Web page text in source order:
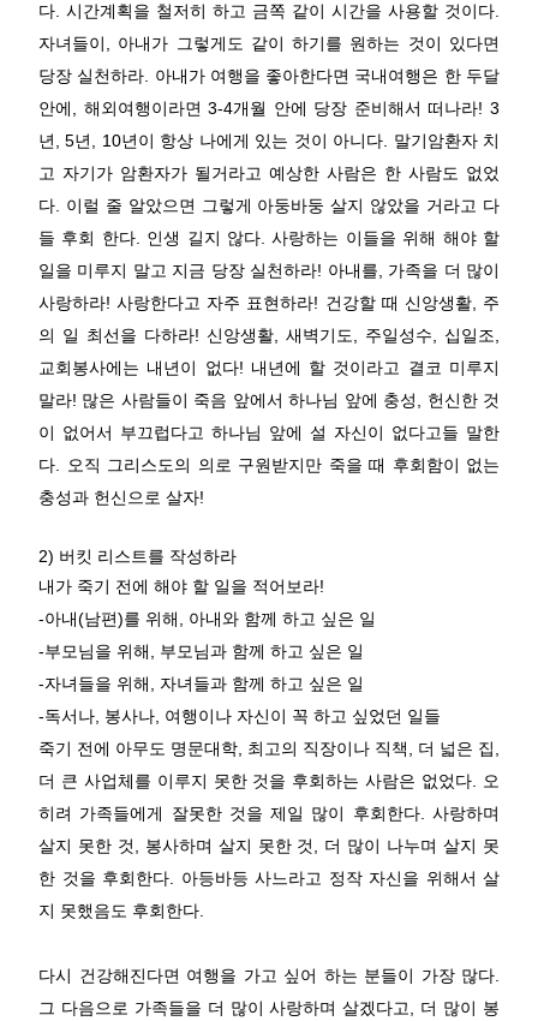
다. 시간계획을 철저히 하고 금쪽 같이 시간을 사용할 것이다.
자녀들이, 아내가 그렇게도 같이 하기를 원하는 것이 있다면
당장 실천하라. 아내가 여행을 좋아한다면 국내여행은 한 두달
안에, 해외여행이라면 3-4개월 안에 당장 준비해서 떠나라! 3
년, 5년, 10년이 항상 나에게 있는 것이 아니다. 말기암환자 치
고 자기가 암환자가 될거라고 예상한 사람은 한 사람도 없었
다. 이럴 줄 알았으면 그렇게 아둥바둥 살지 않았을 거라고 다
들 후회 한다. 인생 길지 않다. 사랑하는 이들을 위해 해야 할
일을 미루지 말고 지금 당장 실천하라! 아내를, 가족을 더 많이
사랑하라! 사랑한다고 자주 표현하라! 건강할 때 신앙생활, 주
의 일 최선을 다하라! 신앙생활, 새벽기도, 주일성수, 십일조,
교회봉사에는 내년이 없다! 내년에 할 것이라고 결코 미루지
말라! 많은 사람들이 죽음 앞에서 하나님 앞에 충성, 헌신한 것
이 없어서 부끄럽다고 하나님 앞에 설 자신이 없다고들 말한
다. 오직 그리스도의 의로 구원받지만 죽을 때 후회함이 없는
충성과 헌신으로 살자!
2) 버킷 리스트를 작성하라
내가 죽기 전에 해야 할 일을 적어보라!
-아내(남편)를 위해, 아내와 함께 하고 싶은 일
-부모님을 위해, 부모님과 함께 하고 싶은 일
-자녀들을 위해, 자녀들과 함께 하고 싶은 일
-독서나, 봉사나, 여행이나 자신이 꼭 하고 싶었던 일들
죽기 전에 아무도 명문대학, 최고의 직장이나 직책, 더 넓은 집,
더 큰 사업체를 이루지 못한 것을 후회하는 사람은 없었다. 오
히려 가족들에게 잘못한 것을 제일 많이 후회한다. 사랑하며
살지 못한 것, 봉사하며 살지 못한 것, 더 많이 나누며 살지 못
한 것을 후회한다. 아등바등 사느라고 정작 자신을 위해서 살
지 못했음도 후회한다.
다시 건강해진다면 여행을 가고 싶어 하는 분들이 가장 많다.
그 다음으로 가족들을 더 많이 사랑하며 살겠다고, 더 많이 봉